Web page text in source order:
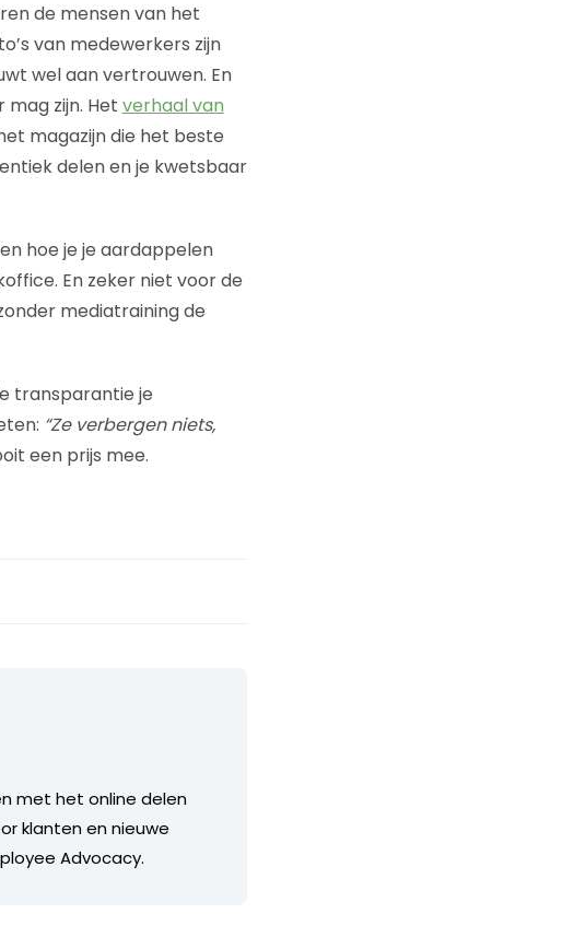
de mensen van het
van medewerkers zijn
wel aan vertrouwen. En
zijn. Het verhaal van
magazijn die het beste
delen en je kwetsbaar
hoe je je aardappelen
En zeker niet voor de
mediatraining de
transparantie je
“Ze verbergen niets,
een prijs mee.
met het online delen
klanten en nieuwe
Advocacy.